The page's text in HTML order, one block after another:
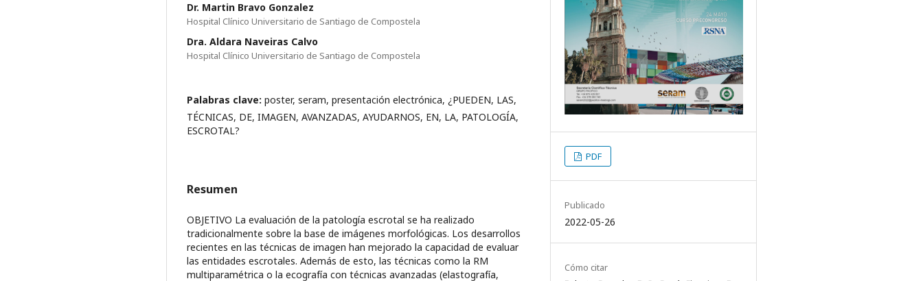
Dr. Martin Bravo Gonzalez
Hospital Clínico Universitario de Santiago de Compostela
Dra. Aldara Naveiras Calvo
Hospital Clínico Universitario de Santiago de Compostela
Palabras clave: poster, seram, presentación electrónica, ¿PUEDEN, LAS,
TÉCNICAS, DE, IMAGEN, AVANZADAS, AYUDARNOS, EN, LA, PATOLOGÍA,
ESCROTAL?
Resumen
OBJETIVO La evaluación de la patología escrotal se ha realizado
tradicionalmente sobre la base de imágenes morfológicas. Los desarrollos
recientes en las técnicas de imagen han mejorado la capacidad de evaluar
las entidades escrotales. Además de esto, las técnicas como la RM
multiparamétrica o la ecografía con técnicas avanzadas (elastografía,
PDF
Publicado
2022-05-26
Cómo citar